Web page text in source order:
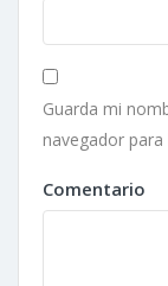
Guarda mi
navegador
Comentario